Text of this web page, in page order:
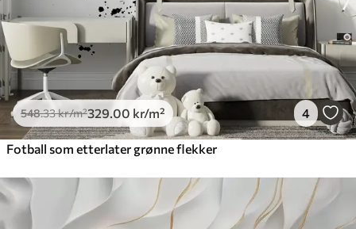
548.33kr/m²329 .00 kr/m² 4
Fotball som etterlater grønne flekker